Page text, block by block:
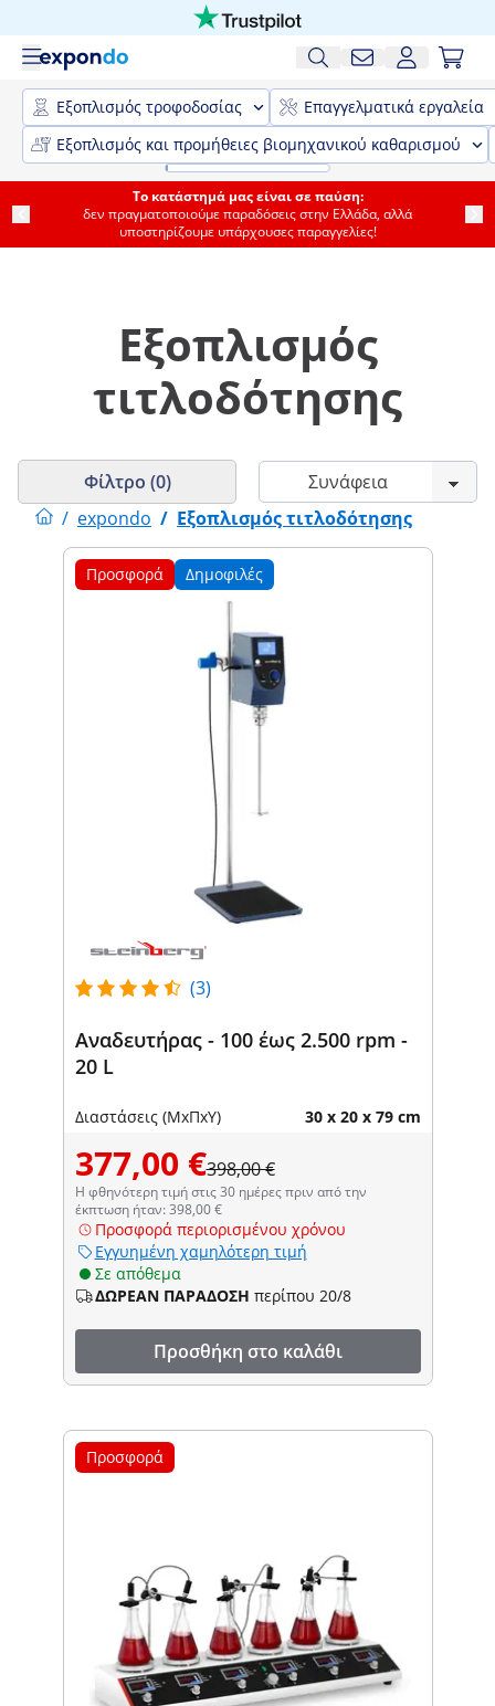
Εξοπλισμός τροφοδοσίας
Επαγγελματικά εργαλεία
Εξοπλισμός και προμήθειες βιομηχανικού καθαρισμού
Το κατάστημά μας είναι σε παύση:
δεν πραγματοποιούμε παραδόσεις στην Ελλάδα, αλλά
υποστηρίζουμε υπάρχουσες παραγγελίες!
Εξοπλισμός
τιτλοδότησης
/ expondo / Εξοπλισμός τιτλοδότησης
Φίλτρο (0)
Προσφορά Δημοφιλές
(3)
Αναδευτήρας - 100 έως 2.500 rpm -
20 L
Διαστάσεις (ΜxΠxΥ) 30 x 20 x 79 cm
377,00 €398,00 €
Η φθηνότερη τιμή στις 30 ημέρες πριν από την
έκπτωση ήταν: 398,00 €
Προσφορά περιορισμένου χρόνου
Εγγυημένη χαμηλότερη τιμή
Σε απόθεμα
ΔΩΡΕΑΝ ΠΑΡΑΔΟΣΗ περίπου 20/8
Προσθήκη στο καλάθι
Προσφορά